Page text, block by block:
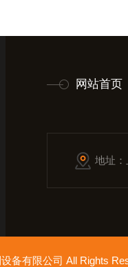
网站首页
地址
备有限公司 All Rights